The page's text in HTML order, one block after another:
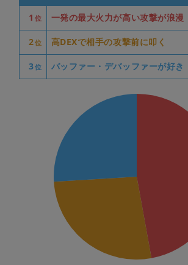
1 位 一発の最大火力が高い攻撃が浪漫
2位 高DEXで相手の攻撃前に叩く
3位 バッファー・デバッファーが好き